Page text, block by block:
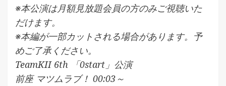
※本公演は月額見放題会員の方のみご視聴いた
だけます。
※本編が一部カットされる場合があります。予
めご了承ください。
TeamKII 6th 「0start」公演
前座 マツムラブ！ 00:03～